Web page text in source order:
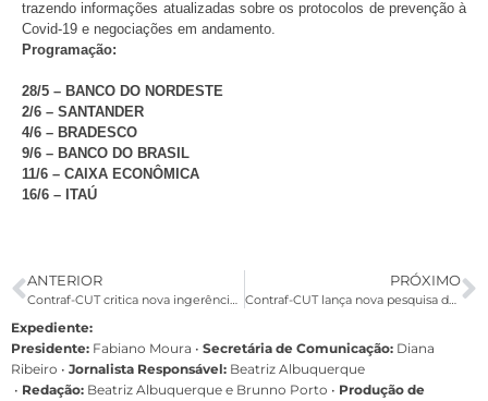
trazendo informações atualizadas sobre os protocolos de prevenção à
Covid-19 e negociações em andamento.
Programação:
28/5 – BANCO DO NORDESTE
2/6 – SANTANDER
4/6 – BRADESCO
9/6 – BANCO DO BRASIL
11/6 – CAIXA ECONÔMICA
16/6 – ITAÚ
ANTERIOR
Contraf-CUT critica nova ingerência no Banco do Brasil
PRÓXIMO
Contraf-CUT lança nova pesquisa de opinião da categoria durante a pandemia
Expediente:
Presidente: Fabiano Moura • Secretária de Comunicação: Diana
Ribeiro • Jornalista Responsável: Beatriz Albuquerque
• Redação: Beatriz Albuquerque e Brunno Porto • Produção de